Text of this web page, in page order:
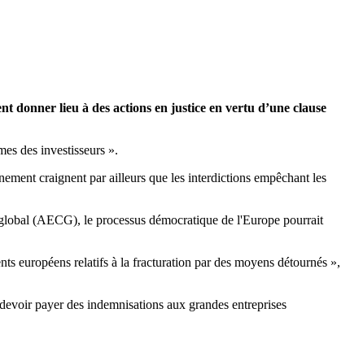
lieu à des actions en justice en vertu d’une clause
des investisseurs ».
craignent par ailleurs que les interdictions empêchant les
(AECG), le processus démocratique de l'Europe pourrait
européens relatifs à la fracturation par des moyens détournés »,
payer des indemnisations aux grandes entreprises